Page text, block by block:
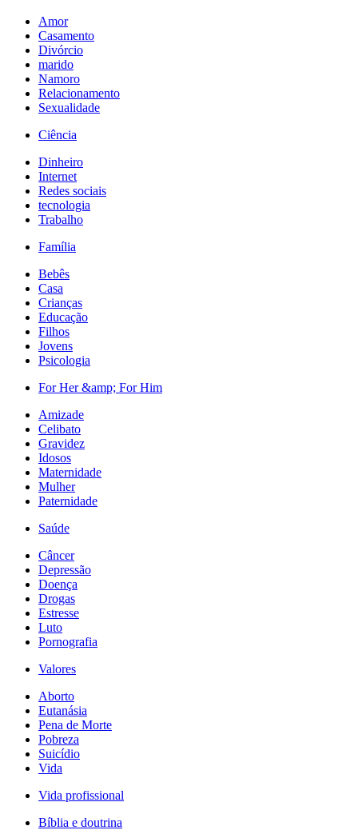
Amor
Casamento
Divórcio
marido
Namoro
Relacionamento
Sexualidade
Ciência
Dinheiro
Internet
Redes sociais
tecnologia
Trabalho
Família
Bebês
Casa
Crianças
Educação
Filhos
Jovens
Psicologia
For Her &amp; For Him
Amizade
Celibato
Gravidez
Idosos
Maternidade
Mulher
Paternidade
Saúde
Câncer
Depressão
Doença
Drogas
Estresse
Luto
Pornografia
Valores
Aborto
Eutanásia
Pena de Morte
Pobreza
Suicídio
Vida
Vida profissional
Bíblia e doutrina